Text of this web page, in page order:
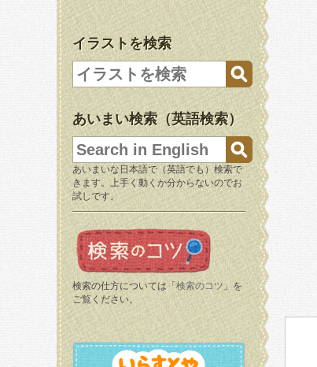
イラストを検索
あいまい検索（英語検索）
あいまいな日本語で（英語でも）検索で
きます。上手く動くか分からないのでお
試しです。
検索の仕方については「 検索のコツ 」を
ご覧ください。